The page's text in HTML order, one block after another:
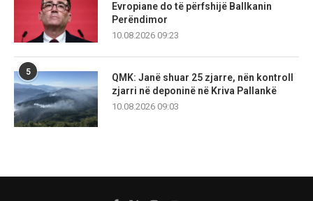
Evropiane do të përfshijë Ballkanin
Perëndimor
10.08.2026 09:23
5
QMK: Janë shuar 25 zjarre, nën kontroll
zjarri në deponinë në Kriva Pallankë
10.08.2026 09:03